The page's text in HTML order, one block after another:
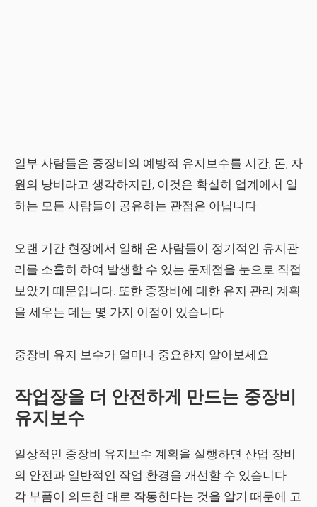
일부 사람들은 중장비의 예방적 유지보수를 시간, 돈, 자
원의 낭비라고 생각하지만, 이것은 확실히 업계에서 일
하는 모든 사람들이 공유하는 관점은 아닙니다.
오랜 기간 현장에서 일해 온 사람들이 정기적인 유지관
리를 소홀히 하여 발생할 수 있는 문제점을 눈으로 직접
보았기 때문입니다. 또한 중장비에 대한 유지 관리 계획
을 세우는 데는 몇 가지 이점이 있습니다.
중장비 유지 보수가 얼마나 중요한지 알아보세요.
작업장을 더 안전하게 만드는 중장비
유지보수
일상적인 중장비 유지보수 계획을 실행하면 산업 장비
의 안전과 일반적인 작업 환경을 개선할 수 있습니다.
각 부품이 의도한 대로 작동한다는 것을 알기 때문에 고